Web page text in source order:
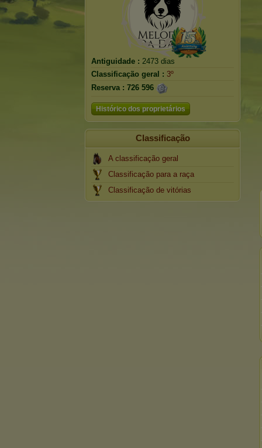
Antiguidade : 2473 dias
Classificação geral : 3º
Reserva : 726 596
Histórico dos proprietários
Classificação
A classificação geral
Classificação para a raça
Classificação de vitórias